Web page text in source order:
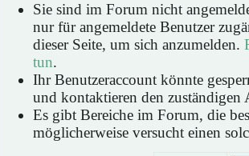
Sie sind im Forum nicht
nur für angemeldete Benutzer
dieser Seite, um sich anzumelden.
tun.
Ihr Benutzeraccount könnte
und kontaktieren den zuständigen
Es gibt Bereiche im Forum, die
möglicherweise versucht einen